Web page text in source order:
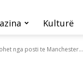
Kulturë
nga posti te Manchester...